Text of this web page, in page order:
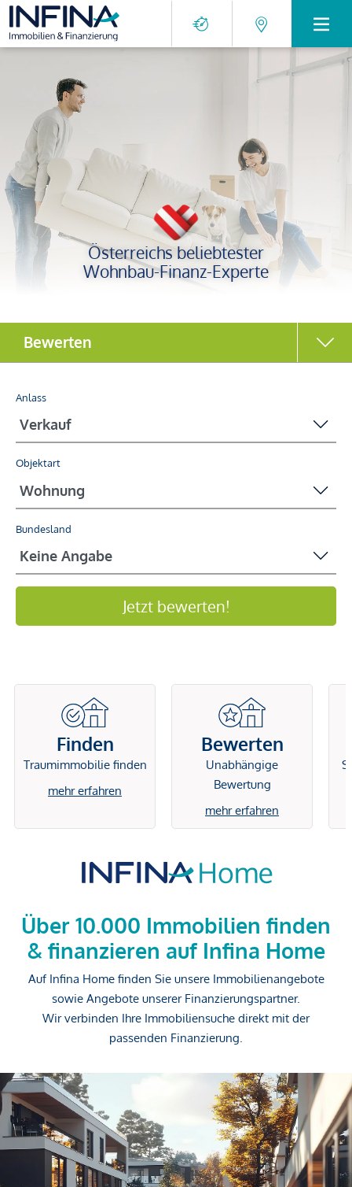
Österreichs beliebtester
Wohnbau-Finanz-Experte
Anlass
Objektart
Bundesland
Jetzt bewerten!
Bewerten
Finden
Traumimmobilie finden
mehr erfahren
Bewerten
Unabhängige
Bewertung
mehr erfahren
Über 10.000 Immobilien finden
& finanzieren auf Infina Home
Auf Infina Home finden Sie unsere Immobilienangebote
sowie Angebote unserer Finanzierungspartner.
Wir verbinden Ihre Immobiliensuche direkt mit der
passenden Finanzierung.